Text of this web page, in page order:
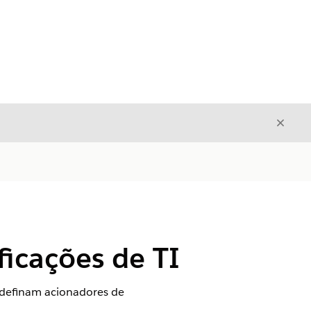
Fechar
de TI
acionadores de